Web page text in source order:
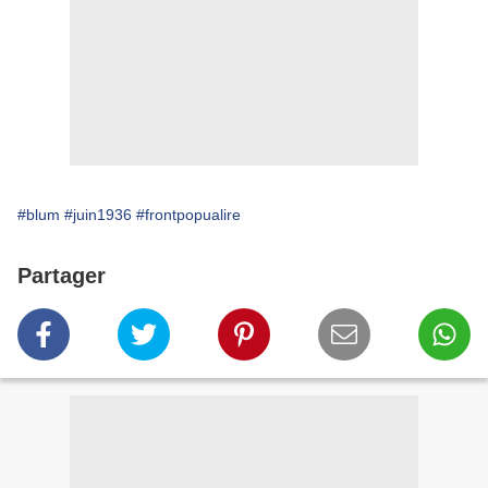
#blum #juin1936 #frontpopualire
Partager